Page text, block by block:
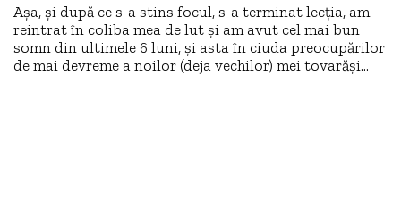
Așa, și după ce s-a stins focul, s-a terminat lecția, am
reintrat în coliba mea de lut și am avut cel mai bun
somn din ultimele 6 luni, și asta în ciuda preocupărilor
de mai devreme a noilor (deja vechilor) mei tovarăși…